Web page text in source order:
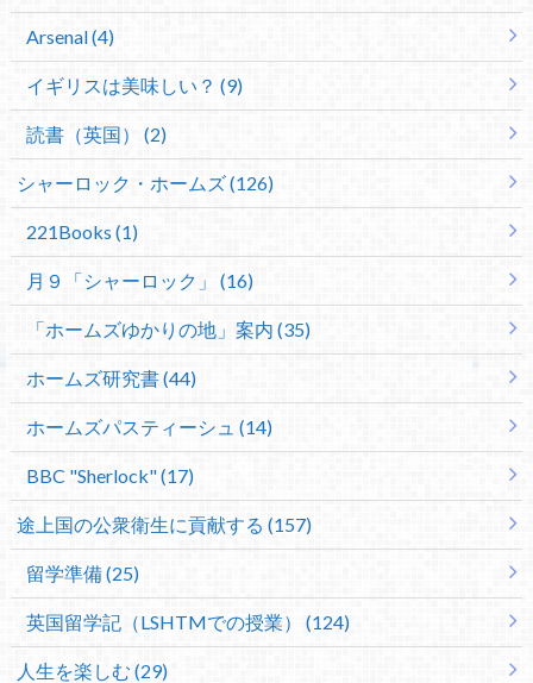
Arsenal (4)
イギリスは美味しい？ (9)
読書（英国） (2)
シャーロック・ホームズ (126)
221Books (1)
月９「シャーロック」 (16)
「ホームズゆかりの地」案内 (35)
ホームズ研究書 (44)
ホームズパスティーシュ (14)
BBC "Sherlock" (17)
途上国の公衆衛生に貢献する (157)
留学準備 (25)
英国留学記（LSHTMでの授業） (124)
人生を楽しむ (29)